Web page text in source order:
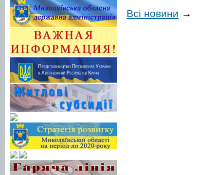
Всі новини →